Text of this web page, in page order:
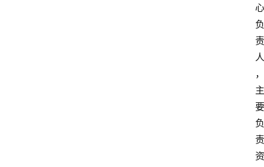
心
负
责
人
，
主
要
负
责
资